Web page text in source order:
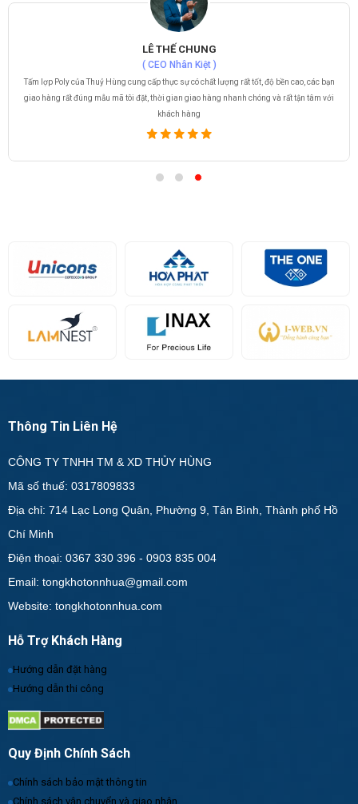
LÊ THẾ CHUNG
( CEO Nhân Kiệt )
Tấm lợp Poly của Thuỷ Hùng cung cấp thực sự có chất lượng rất tốt, độ bền cao, các bạn
giao hàng rất đúng mẫu mã tôi đặt, thời gian giao hàng nhanh chóng và rất tận tâm với
khách hàng
Thông Tin Liên Hệ
CÔNG TY TNHH TM & XD THỦY HÙNG
Mã số thuế: 0317809833
Địa chỉ: 714 Lạc Long Quân, Phường 9, Tân Bình, Thành phố Hồ
Chí Minh
Điện thoại: 0367 330 396 - 0903 835 004
Email: tongkhotonnhua@gmail.com
Website: tongkhotonnhua.com
Hỗ Trợ Khách Hàng
Hướng dẫn đặt hàng
Hướng dẫn thi công
Quy Định Chính Sách
Chính sách bảo mật thông tin
Chính sách vận chuyển và giao nhận